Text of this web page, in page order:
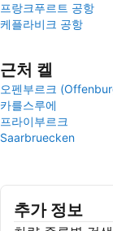
프랑크푸르트 공항
케플라비크 공항
근처 켈
오펜부르크
카를스루에
프라이부르크
Saarbruecken
추가 정보